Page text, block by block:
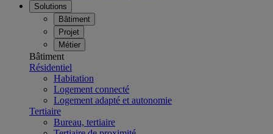
Solutions
Bâtiment
Projet
Métier
Bâtiment
Résidentiel
Habitation
Logement connecté
Logement adapté et autonomie
Tertiaire
Bureau, tertiaire